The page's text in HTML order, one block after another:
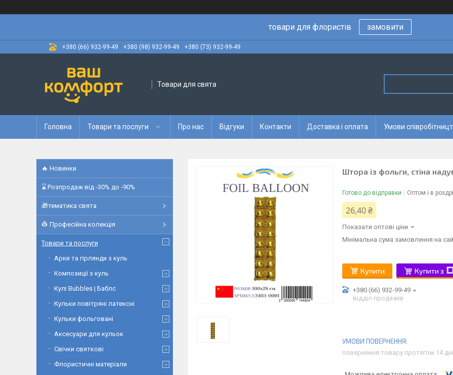
товари для флористів замовити
+380 (66) 932-99-49 +380 (98) 932-99-49 +380 (73) 932-99-49
Товари для свята
Головна Товари та послуги Про нас Відгуки Контакти Доставка і оплата Умови
Штора із фольги, стіна
Готово до відправки Оптом і в
26,40 ₴
Показати оптові ціни
Мінімальна сума замовлення на
Купити Купити з
+380 (66) 932-99-49
відділ продажів
повернення товару протягом 14
🔥 Новинки
⌛ Розпродаж від -30% до -90%
🎁тематика свята
👷 Професійна колекція
Товари та послуги
Арки та гірлянди з куль
Композиції з куль
Кулі Bubbles | Баблс
Кульки повітряні латексні
Кульки фольговані
Аксесуари для кульок
Свічки святкові
Флористичні матеріали